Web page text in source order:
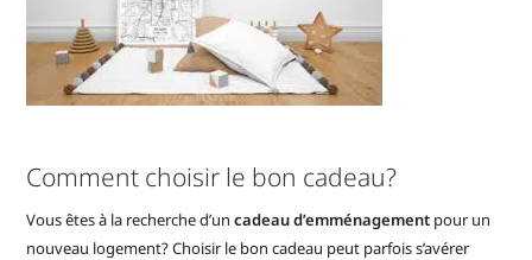
Comment choisir le bon cadeau?
Vous êtes à la recherche d’uncadeau d’emménagement pour un
nouveau logement? Choisir le bon cadeau peut parfois s’avérer